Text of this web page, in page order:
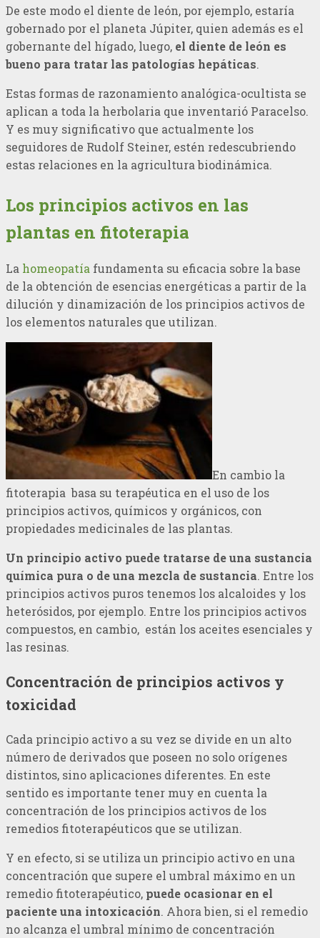
De este modo el diente de león, por ejemplo, estaría
gobernado por el planeta Júpiter, quien además es el
gobernante del hígado, luego, el diente de león es
bueno para tratar las patologías hepáticas.
Estas formas de razonamiento analógica-ocultista se
aplican a toda la herbolaria que inventarió Paracelso.
Y es muy significativo que actualmente los
seguidores de Rudolf Steiner, estén redescubriendo
estas relaciones en la agricultura biodinámica.
Los principios activos en las
plantas en fitoterapia
La homeopatía fundamenta su eficacia sobre la base
de la obtención de esencias energéticas a partir de la
dilución y dinamización de los principios activos de
los elementos naturales que utilizan.
En cambio la
fitoterapia basa su terapéutica en el uso de los
principios activos, químicos y orgánicos, con
propiedades medicinales de las plantas.
Un principio activo puede tratarse de una sustancia
química pura o de una mezcla de sustancia. Entre los
principios activos puros tenemos los alcaloides y los
heterósidos, por ejemplo. Entre los principios activos
compuestos, en cambio, están los aceites esenciales y
las resinas.
Concentración de principios activos y
toxicidad
Cada principio activo a su vez se divide en un alto
número de derivados que poseen no solo orígenes
distintos, sino aplicaciones diferentes. En este
sentido es importante tener muy en cuenta la
concentración de los principios activos de los
remedios fitoterapéuticos que se utilizan.
Y en efecto, si se utiliza un principio activo en una
concentración que supere el umbral máximo en un
remedio fitoterapéutico, puede ocasionar en el
paciente una intoxicación. Ahora bien, si el remedio
no alcanza el umbral mínimo de concentración